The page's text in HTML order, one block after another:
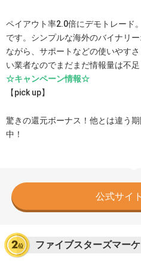
ペイアウト率2.0倍にデモトレード
です。シンプルな海外のバイナリ
ながら、サポートなどの使いやす
い業者なのでまだまだ情報量は不
☆キャンペーン情報☆
【pick up】
驚きの還元ボーナス！他とは違う
中！
公式サイ
ファイブスターズマー